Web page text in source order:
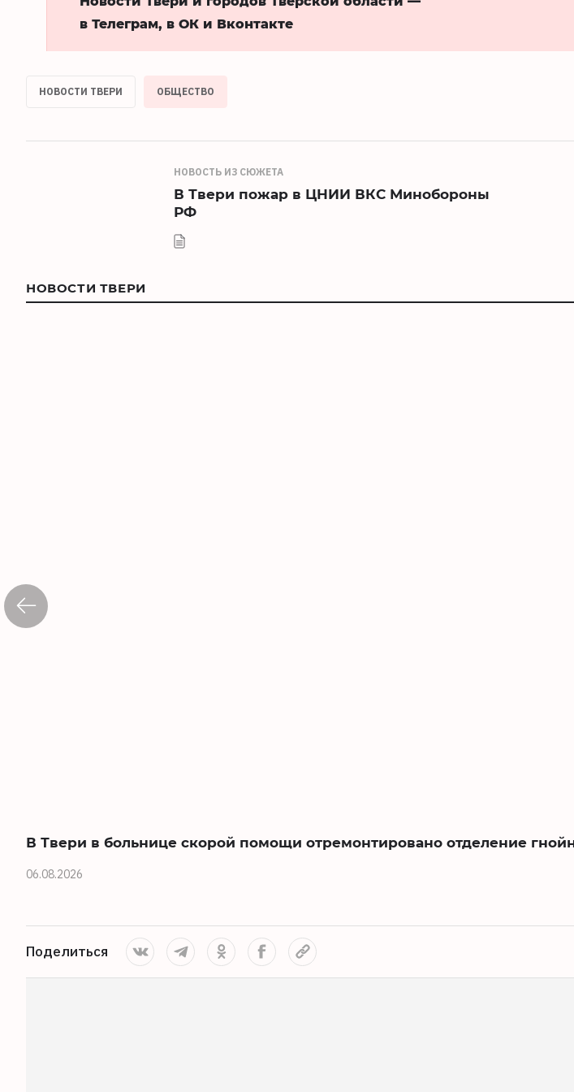
в Телеграм, в ОК и Вконтакте
НОВОСТИ ТВЕРИ ОБЩЕСТВО
НОВОСТЬ ИЗ СЮЖЕТА
В Твери пожар в ЦНИИ ВКС Минобороны
РФ
НОВОСТИ ТВЕРИ
В Твери в больнице скорой помощи отремонтировано отделение
06.08.2026
Поделиться